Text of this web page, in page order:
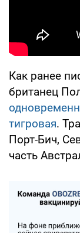
Как ранее
британец
тигровая.
Порт-Бич,
часть